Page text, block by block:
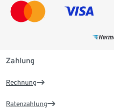
Zahlung
Rechnung
Ratenzahlung